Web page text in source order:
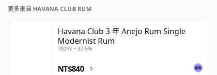
更多來自 HAVANA CLUB RUM
Havana Club 3 年 Anejo Rum Single
Modernist Rum
700ml • 37.5%
NT$840 ?